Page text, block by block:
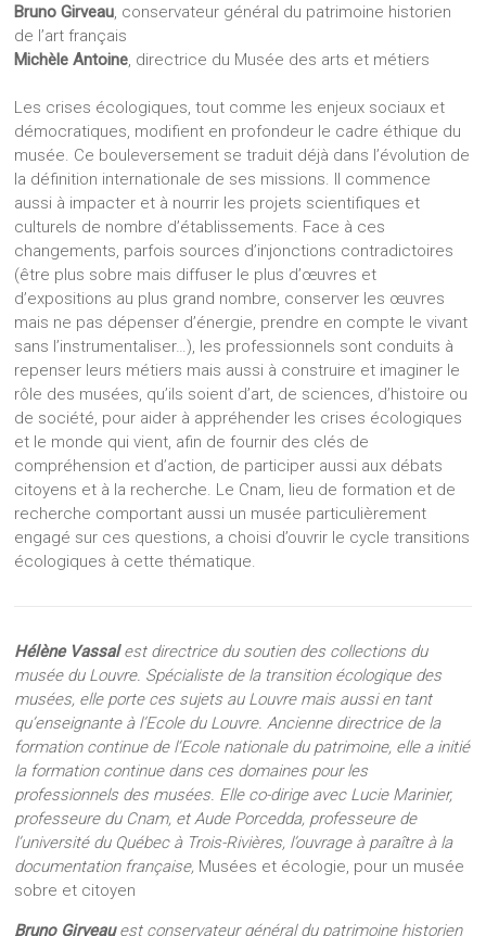
Bruno Girveau , conservateur général du patrimoine historien
de l’art français
Michèle Antoine , directrice du Musée des arts et métiers
Les crises écologiques, tout comme les enjeux sociaux et
démocratiques, modifient en profondeur le cadre éthique du
musée. Ce bouleversement se traduit déjà dans l’évolution de
la définition internationale de ses missions. Il commence
aussi à impacter et à nourrir les projets scientifiques et
culturels de nombre d’établissements. Face à ces
changements, parfois sources d’injonctions contradictoires
(être plus sobre mais diffuser le plus d’œuvres et
d’expositions au plus grand nombre, conserver les œuvres
mais ne pas dépenser d’énergie, prendre en compte le vivant
sans l’instrumentaliser…), les professionnels sont conduits à
repenser leurs métiers mais aussi à construire et imaginer le
rôle des musées, qu’ils soient d’art, de sciences, d’histoire ou
de société, pour aider à appréhender les crises écologiques
et le monde qui vient, afin de fournir des clés de
compréhension et d’action, de participer aussi aux débats
citoyens et à la recherche. Le Cnam, lieu de formation et de
recherche comportant aussi un musée particulièrement
engagé sur ces questions, a choisi d’ouvrir le cycle transitions
écologiques à cette thématique.
Hélène Vassalest directrice du soutien des collections du
musée du Louvre. Spécialiste de la transition écologique des
musées, elle porte ces sujets au Louvre mais aussi en tant
qu’enseignante à l’Ecole du Louvre. Ancienne directrice de la
formation continue de l’Ecole nationale du patrimoine, elle a initié
la formation continue dans ces domaines pour les
professionnels des musées. Elle co-dirige avec Lucie Marinier,
professeure du Cnam, et Aude Porcedda, professeure de
l’université du Québec à Trois-Rivières, l’ouvrage à paraître à la
documentation française, Musées et écologie, pour un musée
sobre et citoyen
Bruno Girveauest conservateur général du patrimoine historien